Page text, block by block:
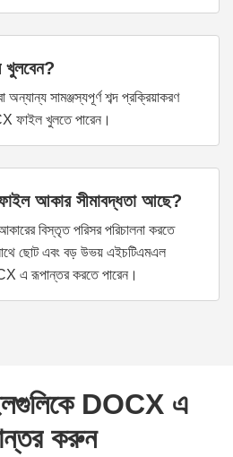
খুলবেন?
সামঞ্জস্যপূর্ণ শব্দ প্রক্রিয়াকরণ
ফাইল খুলতে পারেন।
আকার সীমাবদ্ধতা আছে?
বিস্তৃত পরিসর পরিচালনা করতে
ছোট এবং বড় উভয় এইচটিএমএল
এ রূপান্তর করতে পারেন।
DOCX এ
করুন